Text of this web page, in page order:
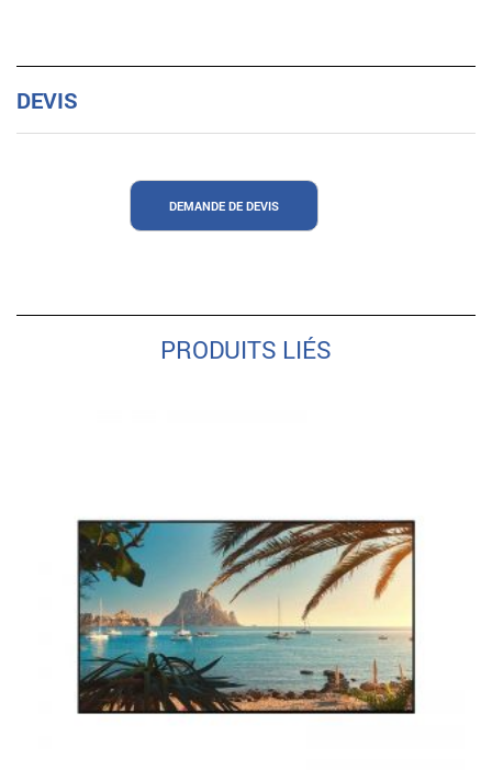
DEVIS
DEMANDE DE DEVIS
PRODUITS LIÉS